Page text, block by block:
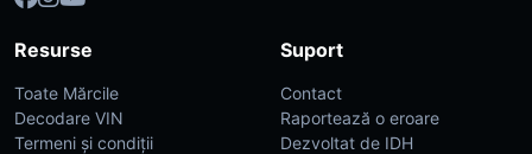
Resurse
Toate Mărcile
Decodare VIN
Termeni și condiții
Suport
Contact
Raportează o eroare
Dezvoltat de IDH